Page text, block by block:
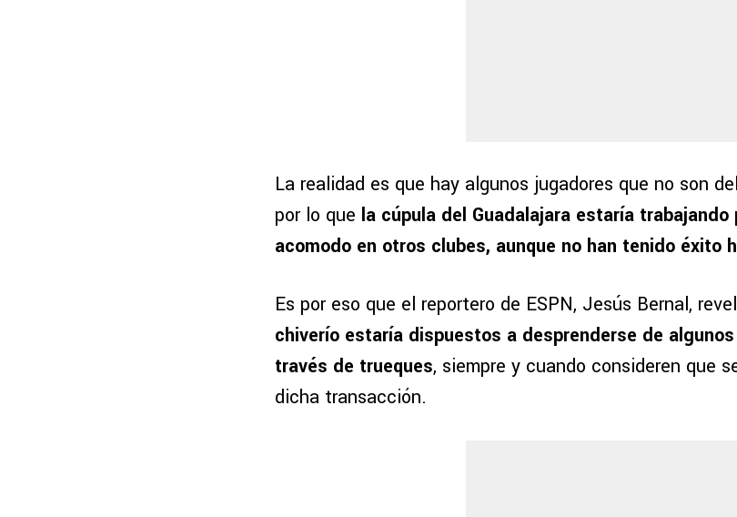
La realidad es que hay algunos jugadores que no son
por lo que la cúpula del Guadalajara estaría trabajando
acomodo en otros clubes, aunque no han tenido éxito
Es por eso que el reportero de ESPN, Jesús Bernal,
chiverío estaría dispuestos a desprenderse de
través de trueques, siempre y cuando consideren que
dicha transacción.